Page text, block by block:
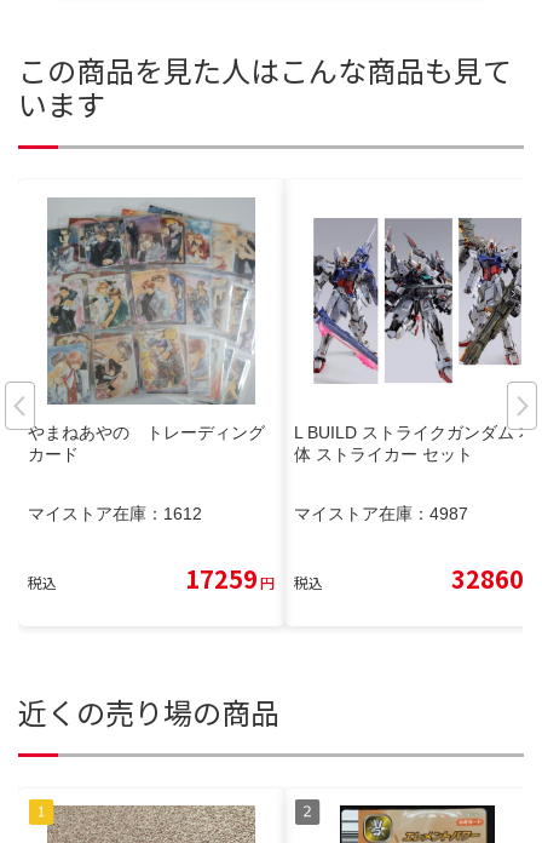
この商品を見た人はこんな商品も見て
います
やまねあやの トレーディング
カード
マイストア在庫： 1612
税込 17259円
L BUILD ストライクガンダム 本
体 ストライカー セット
マイストア在庫： 4987
税込 32860
近くの売り場の商品